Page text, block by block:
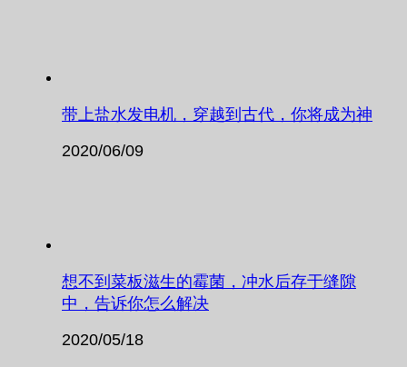
带上盐水发电机，穿越到古代，你将成为神
2020/06/09
想不到菜板滋生的霉菌，冲水后存于缝隙
中，告诉你怎么解决
2020/05/18